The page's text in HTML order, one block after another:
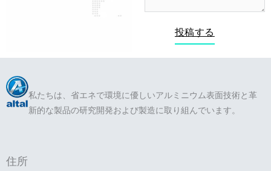
投稿する
私たちは、省エネで環境に優しいアルミニウム表面技術と革
新的な製品の研究開発および製造に取り組んでいます。
住所